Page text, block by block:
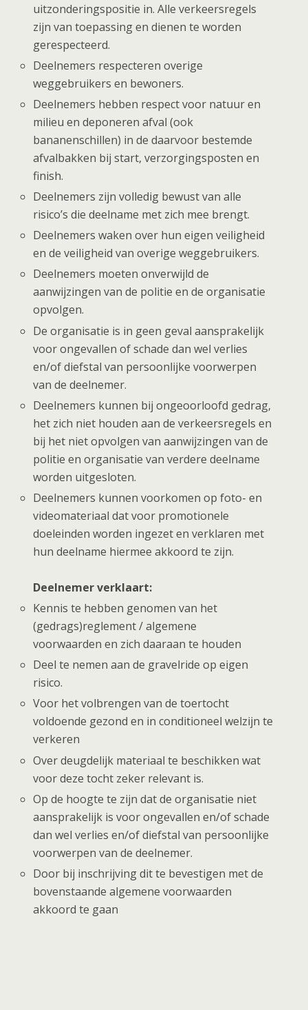
uitzonderingspositie in. Alle verkeersregels
zijn van toepassing en dienen te worden
gerespecteerd.
Deelnemers respecteren overige
weggebruikers en bewoners.
Deelnemers hebben respect voor natuur en
milieu en deponeren afval (ook
bananenschillen) in de daarvoor bestemde
afvalbakken bij start, verzorgingsposten en
finish.
Deelnemers zijn volledig bewust van alle
risico’s die deelname met zich mee brengt.
Deelnemers waken over hun eigen veiligheid
en de veiligheid van overige weggebruikers.
Deelnemers moeten onverwijld de
aanwijzingen van de politie en de organisatie
opvolgen.
De organisatie is in geen geval aansprakelijk
voor ongevallen of schade dan wel verlies
en/of diefstal van persoonlijke voorwerpen
van de deelnemer.
Deelnemers kunnen bij ongeoorloofd gedrag,
het zich niet houden aan de verkeersregels en
bij het niet opvolgen van aanwijzingen van de
politie en organisatie van verdere deelname
worden uitgesloten.
Deelnemers kunnen voorkomen op foto- en
videomateriaal dat voor promotionele
doeleinden worden ingezet en verklaren met
hun deelname hiermee akkoord te zijn.
Deelnemer verklaart:
Kennis te hebben genomen van het
(gedrags)reglement / algemene
voorwaarden en zich daaraan te houden
Deel te nemen aan de gravelride op eigen
risico.
Voor het volbrengen van de toertocht
voldoende gezond en in conditioneel welzijn te
verkeren
Over deugdelijk materiaal te beschikken wat
voor deze tocht zeker relevant is.
Op de hoogte te zijn dat de organisatie niet
aansprakelijk is voor ongevallen en/of schade
dan wel verlies en/of diefstal van persoonlijke
voorwerpen van de deelnemer.
Door bij inschrijving dit te bevestigen met de
bovenstaande algemene voorwaarden
akkoord te gaan